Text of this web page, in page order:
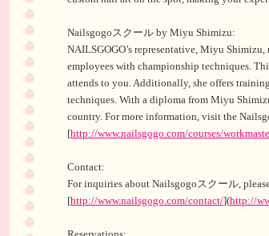
Nailsgogoスクール by Miyu Shimizu:
NAILSGOGO’s representative, Miyu
employees with championship techniques.
attends to you. Additionally, she offers
techniques. With a diploma from Miyu
country. For more information, visit the
[http://www.nailsgogo.com/courses/
Contact:
For inquiries about Nailsgogoスクール,
[http://www.nailsgogo.com/contact/](http://